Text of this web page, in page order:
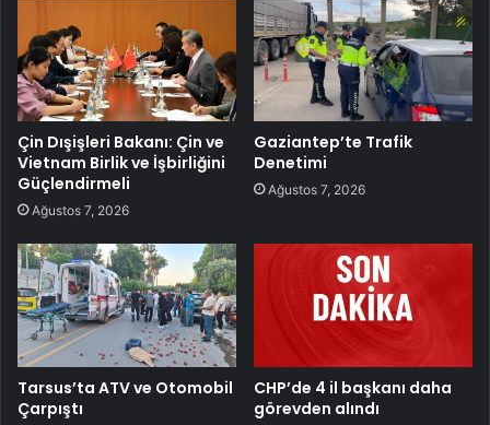
Çin Dışişleri Bakanı: Çin ve
Vietnam Birlik ve İşbirliğini
Güçlendirmeli
Ağustos 7, 2026
Gaziantep’te Trafik
Denetimi
Ağustos 7, 2026
Tarsus’ta ATV ve Otomobil
Çarpıştı
CHP’de 4 il başkanı daha
görevden alındı